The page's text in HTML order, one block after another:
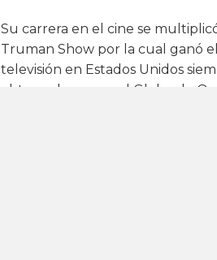
Su carrera en el cine se
Truman Show por la cual ganó
televisión en Estados Unidos
obtuvo dos veces el Globo de